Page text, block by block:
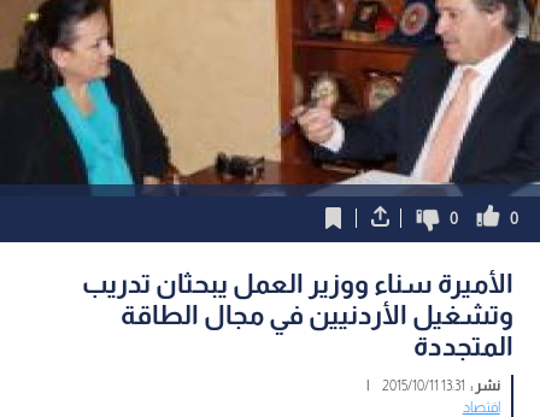
0
0
الأميرة سناء ووزير العمل يبحثان تدريب
وتشغيل الأردنيين في مجال الطاقة
المتجددة
نشر : 13:31 2015/10/11
|
اقتصاد